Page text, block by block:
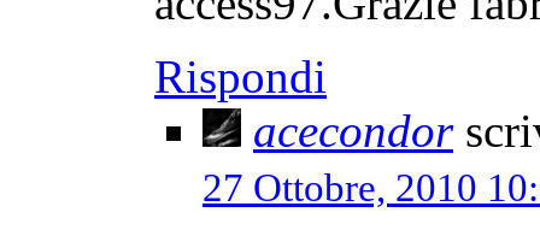
Rispondi
acecondor
27 Ottobre, 2010